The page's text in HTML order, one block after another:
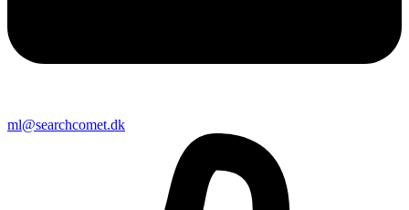
ml@searchcomet.dk